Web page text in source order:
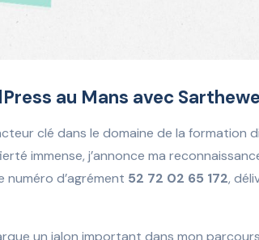
au Mans avec
clé dans le domaine de la formation
immense, j’annonce ma
numéro d’agrément 52 72 02 65 172,
un jalon important dans mon